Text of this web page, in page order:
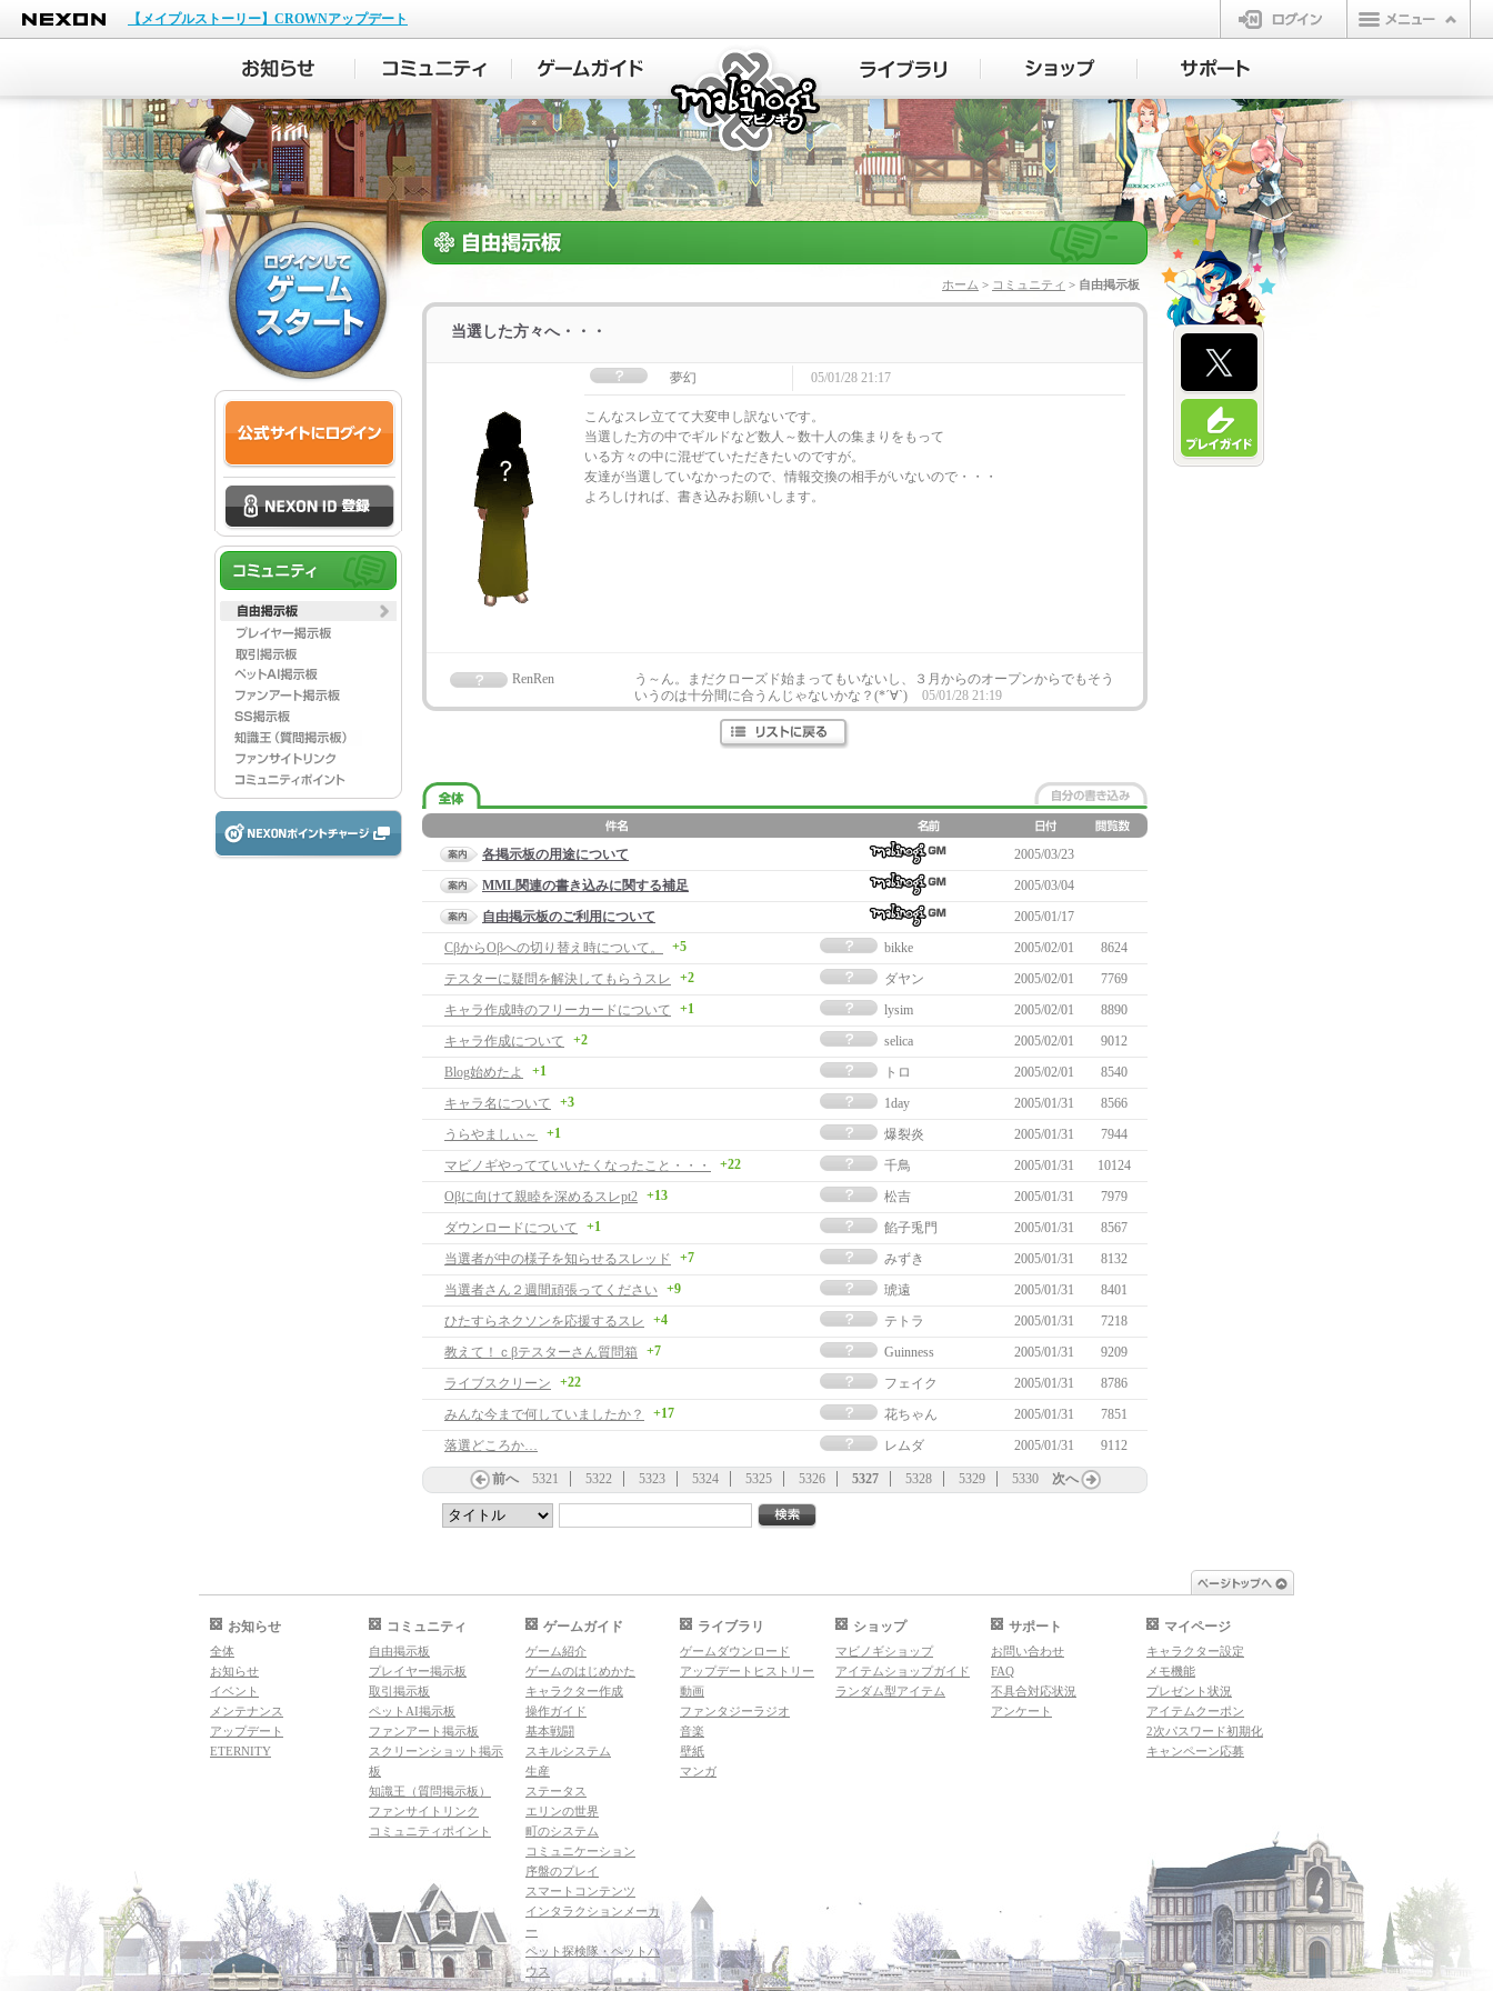
NEXON
【メイプルストーリー】CROWNアップデート
ログイン
マビノギ
ホーム > コミュニティ > 自由掲示板
当選した方々へ・・・
夢幻 05/01/28 21:17
こんなスレ立てて大変申し訳ないです。
当選した方の中でギルドなど数人～数十人の集まりをもって
いる方々の中に混ぜていただきたいのですが。
友達が当選していなかったので、情報交換の相手がいないので・・・
よろしければ、書き込みお願いします。
RenRen
う～ん。まだクローズド始まってもいないし、３月からのオープンからでもそう
いうのは十分間に合うんじゃないかな？(*´∀`)
05/01/28 21:19
各掲示板の用途について
2005/03/23
MML関連の書き込みに関する補足
2005/03/04
自由掲示板のご利用について
2005/01/17
CβからOβへの切り替え時について。
+5 bikke 2005/02/01
8624
テスターに疑問を解決してもらうスレ
+2 ダヤン 2005/02/01
7769
キャラ作成時のフリーカードについて
+1 lysim 2005/02/01
8890
キャラ作成について
+2 selica 2005/02/01
9012
Blog始めたよ
+1 トロ 2005/02/01
8540
キャラ名について
+3 1day 2005/01/31
8566
うらやましぃ～
+1 爆裂炎 2005/01/31
7944
マビノギやってていいたくなったこと・・・
+22 千鳥 2005/01/31
10124
Oβに向けて親睦を深めるスレpt2 +13 松吉 2005/01/31
7979
ダウンロードについて
+1 餡子兎門 2005/01/31
8567
当選者が中の様子を知らせるスレッド
+7 みずき 2005/01/31
8132
当選者さん２週間頑張ってください +9 琥遠 2005/01/31
8401
ひたすらネクソンを応援するスレ
+4 テトラ 2005/01/31
7218
教えて！ｃβテスターさん質問箱
+7 Guinness 2005/01/31
9209
ライブスクリーン
+22 フェイク 2005/01/31
8786
みんな今まで何していましたか？
+17 花ちゃん 2005/01/31
7851
落選どころか…
レムダ 2005/01/31 9112
前へ 5321 5322 5323 5324 5325 5326 5327 5328 5329 5330 次へ
お知らせ
全体
お知らせ
イベント
メンテナンス
アップデート
ETERNITY
コミュニティ
自由掲示板
プレイヤー掲示板
取引掲示板
ペットAI掲示板
ファンアート掲示板
スクリーンショット掲示
板
知識王（質問掲示板）
ファンサイトリンク
コミュニティポイント
ゲームガイド
ゲーム紹介
ゲームのはじめかた
キャラクター作成
操作ガイド
基本戦闘
スキルシステム
生産
ステータス
エリンの世界
町のシステム
コミュニケーション
序盤のプレイ
スマートコンテンツ
インタラクションメーカ
ー
ペット探検隊・ペットハ
ウス
ライブラリ
ゲームダウンロード
アップデートヒストリー
動画
ファンタジーラジオ
音楽
壁紙
マンガ
ショップ
マビノギショップ
アイテムショップガイド
ランダム型アイテム
サポート
お問い合わせ
FAQ
不具合対応状況
アンケート
マイページ
キャラクター設定
メモ機能
プレゼント状況
アイテムクーポン
2次パスワード初期化
キャンペーン応募